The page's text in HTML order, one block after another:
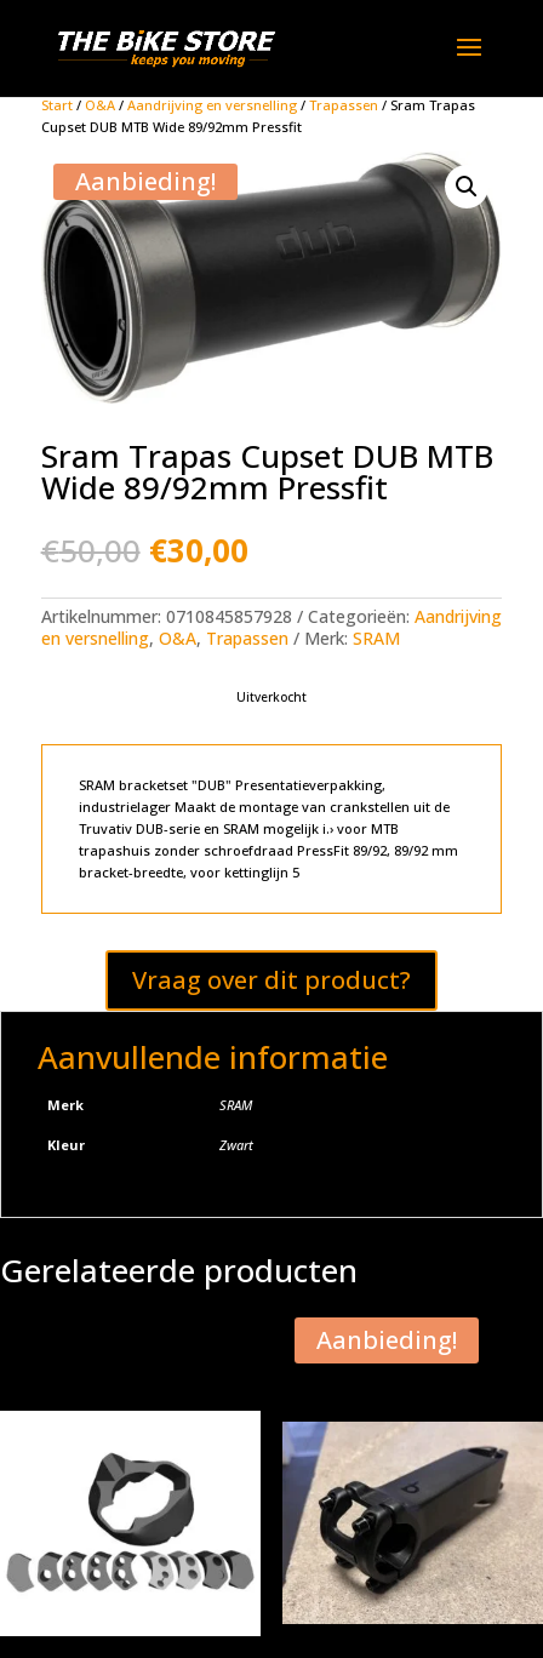
Start/ O&A/ Aandrijving en versnelling/ Trapassen / Sram Trapas
Cupset DUB MTB Wide 89/92mm Pressfit
Aanbieding!
Sram Trapas Cupset DUB MTB
Wide 89/92mm Pressfit
€50,00 Oorspronkelijke
prijs
was:
€50,00.
€30,00Huidige
prijs
is:
€30,00.
Artikelnummer: 0710845857928 Categorieën: Aandrijving
en versnelling, O&A, Trapassen Merk: SRAM
Uitverkocht
SRAM bracketset "DUB" Presentatieverpakking,
industrielager Maakt de montage van crankstellen uit de
Truvativ DUB-serie en SRAM mogelijk i.› voor MTB
trapashuis zonder schroefdraad PressFit 89/92, 89/92 mm
bracket-breedte, voor kettinglijn 5
Vraag over dit product?
Aanvullende informatie
Merk SRAM
Kleur Zwart
Gerelateerde producten
Aanbieding!